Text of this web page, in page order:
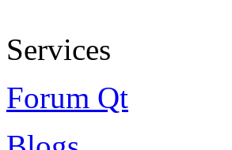
Services
Forum Qt